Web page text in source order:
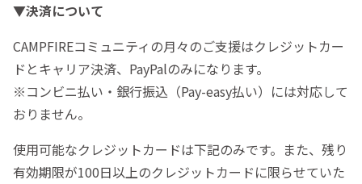
▼決済について
CAMPFIREコミュニティの月々のご支援はクレジットカー
ドとキャリア決済、PayPalのみになります。
※コンビニ払い・銀行振込（Pay-easy払い）には対応して
おりません。
使用可能なクレジットカードは下記のみです。また、残り
有効期限が100日以上のクレジットカードに限らせていた